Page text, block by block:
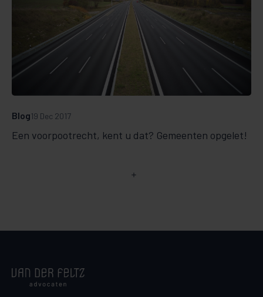
Een voorpootrecht, kent u dat? Gemeenten opgelet!
Blog19 Dec 2017